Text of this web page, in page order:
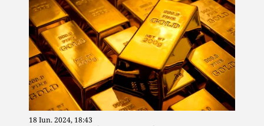
18 Iun. 2024, 18:43